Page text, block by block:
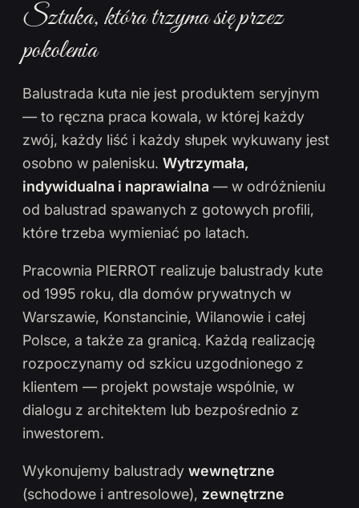
Sztuka, która trzyma się przez
pokolenia
Balustrada kuta nie jest produktem seryjnym
— to ręczna praca kowala, w której każdy
zwój, każdy liść i każdy słupek wykuwany jest
osobno w palenisku. Wytrzymała,
indywidualna i naprawialna — w odróżnieniu
od balustrad spawanych z gotowych profili,
które trzeba wymieniać po latach.
Pracownia PIERROT realizuje balustrady kute
od 1995 roku, dla domów prywatnych w
Warszawie, Konstancinie, Wilanowie i całej
Polsce, a także za granicą. Każdą realizację
rozpoczynamy od szkicu uzgodnionego z
klientem — projekt powstaje wspólnie, w
dialogu z architektem lub bezpośrednio z
inwestorem.
Wykonujemy balustrady wewnętrzne
(schodowe i antresolowe), zewnętrzne